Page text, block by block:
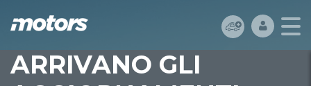
ARRIVANO GLI